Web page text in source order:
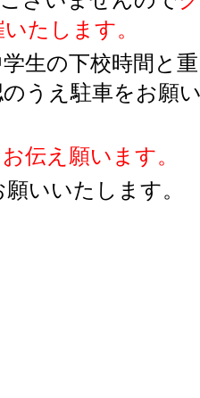
たします。
生の下校時間と重
うえ駐車をお願
伝え願います。
いいたします。